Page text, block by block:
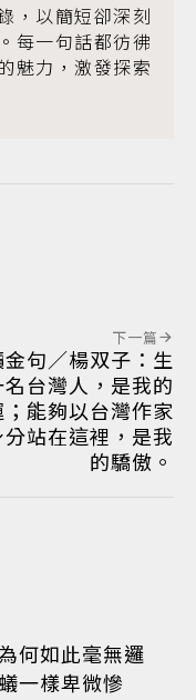
，以簡短卻深刻
每一句話都彷彿
魅力，激發探索
下一篇
句／楊双子：生
台灣人，是我的
能夠以台灣作家
分站在這裡，是我
的驕傲。
何如此毫無邏
一樣卑微慘